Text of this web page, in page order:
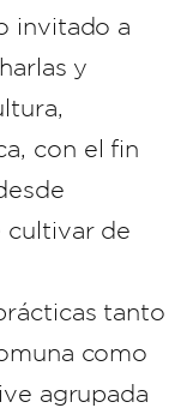
invitado a
y
con el fin
cultivar de
tanto
como
agrupada